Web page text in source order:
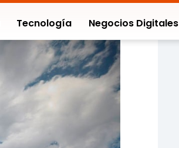
Tecnología Negocios Digitales